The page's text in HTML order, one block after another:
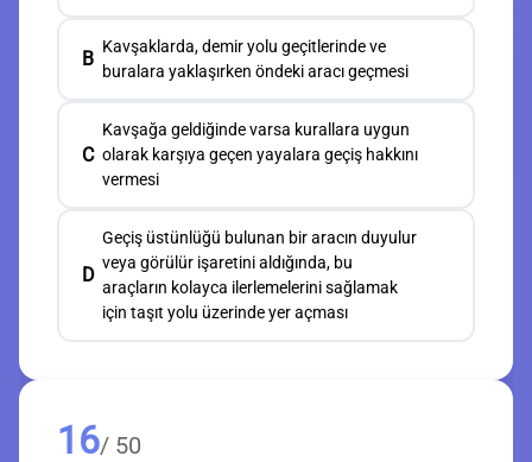
B
Kavşaklarda, demir yolu geçitlerinde ve
buralara yaklaşırken öndeki aracı geçmesi
C
Kavşağa geldiğinde varsa kurallara uygun
olarak karşıya geçen yayalara geçiş hakkını
vermesi
D
Geçiş üstünlüğü bulunan bir aracın duyulur
veya görülür işaretini aldığında, bu
araçların kolayca ilerlemelerini sağlamak
için taşıt yolu üzerinde yer açması
16/ 50